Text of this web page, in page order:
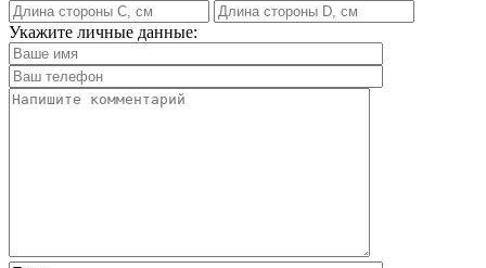
Укажите личные данные: